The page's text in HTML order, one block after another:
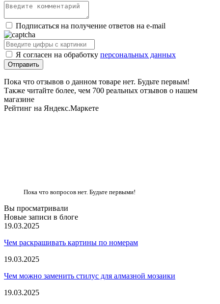
Подписаться на получение ответов на e-mail
Я согласен на обработку персональных данных
Пока что отзывов о данном товаре нет. Будьте первым!
Также читайте более, чем 700 реальных отзывов о нашем
магазине
Рейтинг на Яндекс.Маркете
Пока что вопросов нет. Будьте первыми!
Вы просматривали
Новые записи в блоге
19.03.2025
Чем раскрашивать картины по номерам
19.03.2025
Чем можно заменить стилус для алмазной мозаики
19.03.2025